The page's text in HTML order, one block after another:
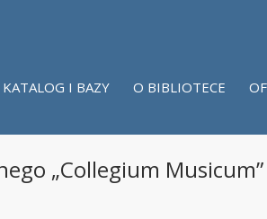
KATALOG I BAZY O BIBLIOTECE
„Collegium